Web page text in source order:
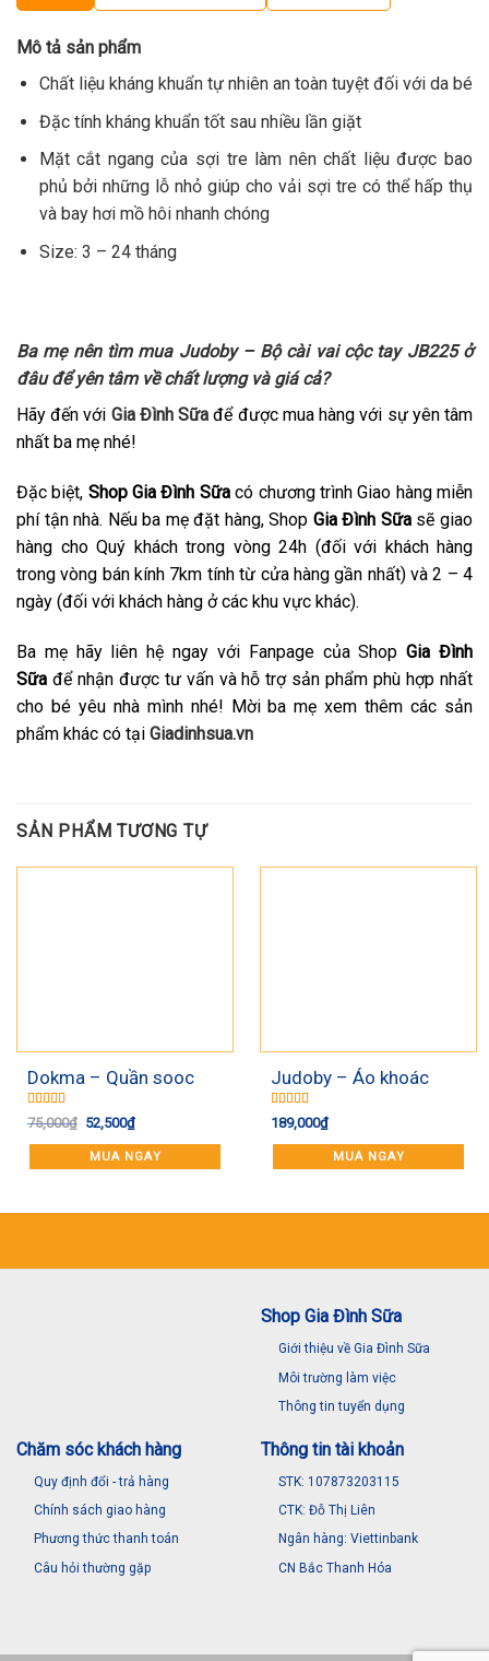
Mô tả sản phẩm
Chất liệu kháng khuẩn tự nhiên an toàn tuyệt đối với da bé
Đặc tính kháng khuẩn tốt sau nhiều lần giặt
Mặt cắt ngang của sợi tre làm nên chất liệu được bao
phủ bởi những lỗ nhỏ giúp cho vải sợi tre có thể hấp thụ
và bay hơi mồ hôi nhanh chóng
Size: 3 – 24 tháng
Ba mẹ nên tìm mua Judoby – Bộ cài vai cộc tay JB225ở
đâu để yên tâm về chất lượng và giá cả?
Hãy đến với Gia Đình Sữa để được mua hàng với sự yên tâm
nhất ba mẹ nhé!
Đặc biệt, Shop Gia Đình Sữacó chương trình Giao hàng miễn
phí tận nhà. Nếu ba mẹ đặt hàng, Shop Gia Đình Sữasẽ giao
hàng cho Quý khách trong vòng 24h (đối với khách hàng
trong vòng bán kính 7km tính từ cửa hàng gần nhất) và 2 – 4
ngày (đối với khách hàng ở các khu vực khác).
Ba mẹ hãy liên hệ ngay với Fanpage của ShopGia Đình
Sữa để nhận được tư vấn và hỗ trợ sản phẩm phù hợp nhất
cho bé yêu nhà mình nhé! Mời ba mẹ xem thêm các sản
phẩm khác có tại Giadinhsua.vn
SẢN PHẨM TƯƠNG TỰ
Dokma – Quần sooc
cotton DQ658S
Được xếp
hạng5.00 5
sao
75,000₫ Giá
gốc
là:
75,000₫.
52,500₫Giá
hiện
tại
là:
MUA NGAY
Judoby – Áo khoác
bomber D19 – JA266
Được xếp
hạng5.005
sao
189,000₫
MUA NGAY
Shop Gia Đình Sữa
Giới thiệu về Gia Đình Sữa
Môi trường làm việc
Thông tin tuyển dụng
Chăm sóc khách hàng
Quy định đổi - trả hàng
Chính sách giao hàng
Phương thức thanh toán
Câu hỏi thường gặp
Thông tin tài khoản
STK: 107873203115
CTK: Đỗ Thị Liên
Ngân hàng: Viettinbank
CN Bắc Thanh Hóa